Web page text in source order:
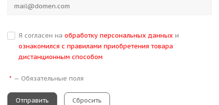
Я согласен на обработку персональных данных и
ознакомился с правилами приобретения товара
дистанционным способом
* — Обязательные поля
Сбросить